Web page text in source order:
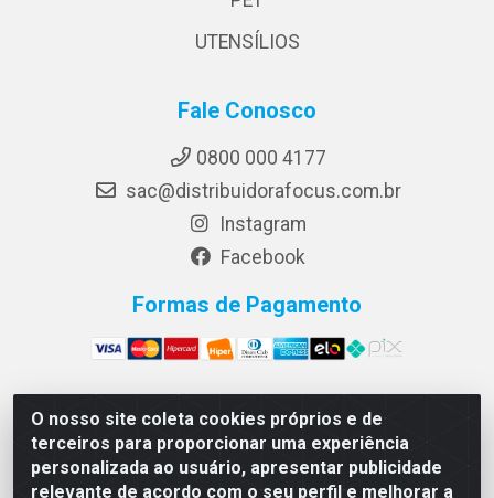
O nosso site coleta cookies próprios e de
terceiros para proporcionar uma experiência
personalizada ao usuário, apresentar publicidade
relevante de acordo com o seu perfil e melhorar a
UTENSÍLIOS
Fale Conosco
0800 000 4177
sac@distribuidorafocus.com.br
Instagram
Facebook
Formas de Pagamento
Focus Distribuidora LTDA - Rua Republica Eslovaca, 1121
- Muribeca, Jaboatão dos Guararapes/PE - CEP 54350-
195 - CNPJ 10.960.053/0001-08